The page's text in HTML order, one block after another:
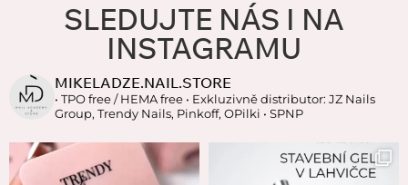
SLEDUJTE NÁS I NA
INSTAGRAMU
MIKELADZE.NAIL.STORE
• TPO free / HEMA free • Exkluzivně distributor: JZ Nails
Group, Trendy Nails, Pinkoff, OPilki • SPNP